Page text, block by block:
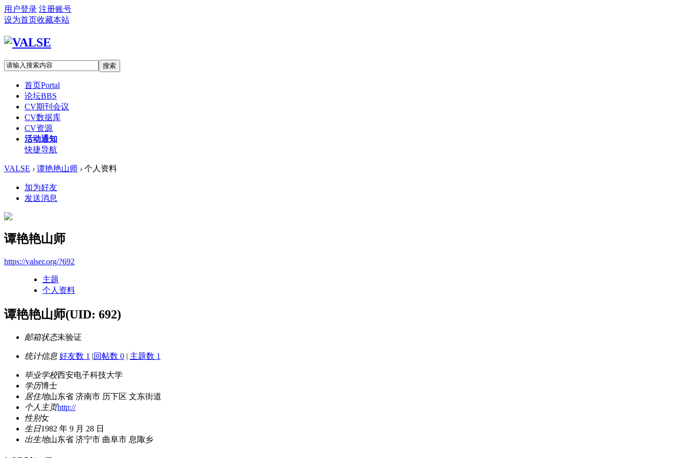
用户登录 注册账号
设为首页收藏本站
搜索
首页Portal
论坛BBS
CV期刊会议
CV数据库
CV资源
活动通知
快捷导航
VALSE › 谭艳艳山师 › 个人资料
加为好友
发送消息
谭艳艳山师
https://valser.org/?692
主题
个人资料
谭艳艳山师(UID: 692)
邮箱状态未验证
统计信息 好友数 1 |回帖数 0 | 主题数 1
毕业学校西安电子科技大学
学历博士
居住地山东省 济南市 历下区 文东街道
个人主页http://
性别女
生日1982 年 9 月 28 日
出生地山东省 济宁市 曲阜市 息陬乡